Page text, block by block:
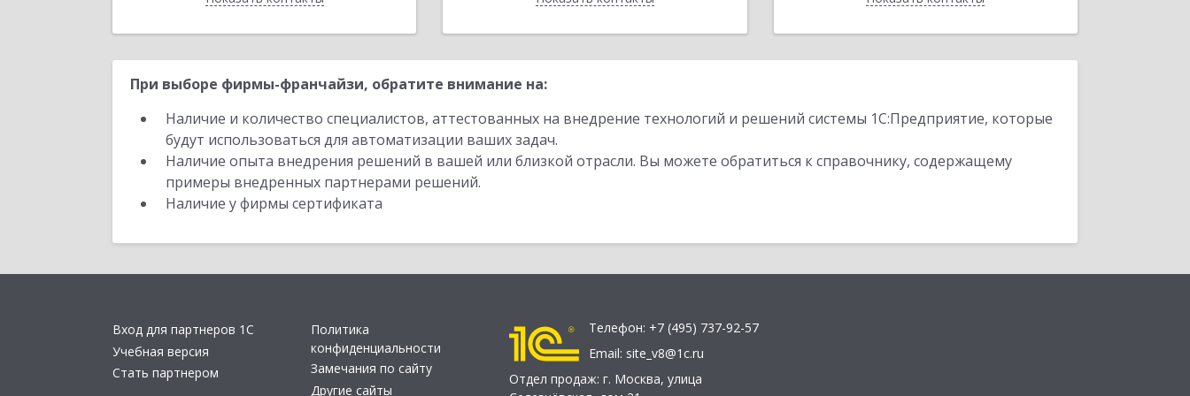
При выборе фирмы-франчайзи, обратите внимание на:
Наличие и количество специалистов, аттестованных на внедрение технологий и решений системы 1С:Предприятие, которые
будут использоваться для автоматизации ваших задач.
Наличие опыта внедрения решений в вашей или близкой отрасли. Вы можете обратиться к справочнику, содержащему
примеры внедренных партнерами решений.
Наличие у фирмы сертификата
Вход для партнеров 1С
Учебная версия
Стать партнером
Политика
конфиденциальности
Замечания по сайту
Другие сайты
Телефон: +7 (495) 737-92-57
Email: site_v8@1c.ru
Отдел продаж: г. Москва, улица